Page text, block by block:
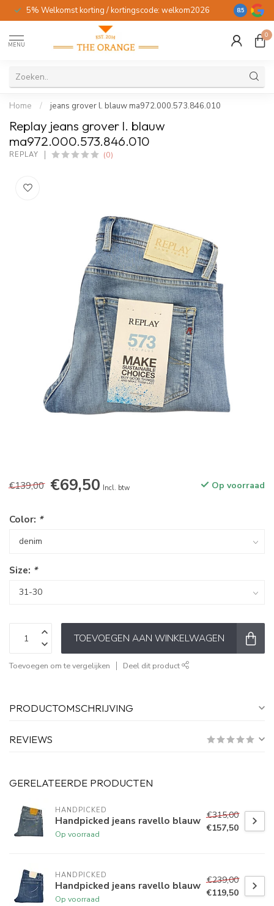
5% Welkomst korting / kortingscode: welkom2026 Gratis
8.5
MENU
0
Home / jeans grover l. blauw ma972.000.573.846.010
Replay jeans grover l. blauw
ma972.000.573.846.010
REPLAY (0)
€139,00 €69,50 Incl. btw Op voorraad
Color: *
Size: *
TOEVOEGEN AAN WINKELWAGEN
Toevoegen om te vergelijken Deel dit product
PRODUCTOMSCHRIJVING
REVIEWS
GERELATEERDE PRODUCTEN
HANDPICKED
Handpicked jeans ravello blauw
Op voorraad
€315,00
€157,50
HANDPICKED
Handpicked jeans ravello blauw
Op voorraad
€239,00
€119,50